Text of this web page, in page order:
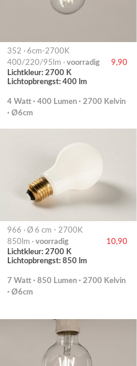
352 · 6cm-2700K
400/220/95lm · voorradig
9,90
Lichtkleur: 2700 K
Lichtopbrengst: 400 lm
4 Watt · 400 Lumen · 2700 Kelvin
· Ø6cm
966 · Ø 6 cm - 2700K
850lm · voorradig
10,90
Lichtkleur: 2700 K
Lichtopbrengst: 850 lm
7 Watt · 850 Lumen · 2700 Kelvin
· Ø6cm